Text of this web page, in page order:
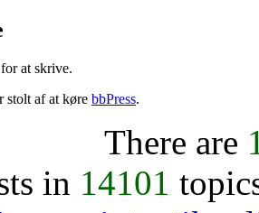
for at skrive.
stolt af at køre bbPress.
There are
in 14101